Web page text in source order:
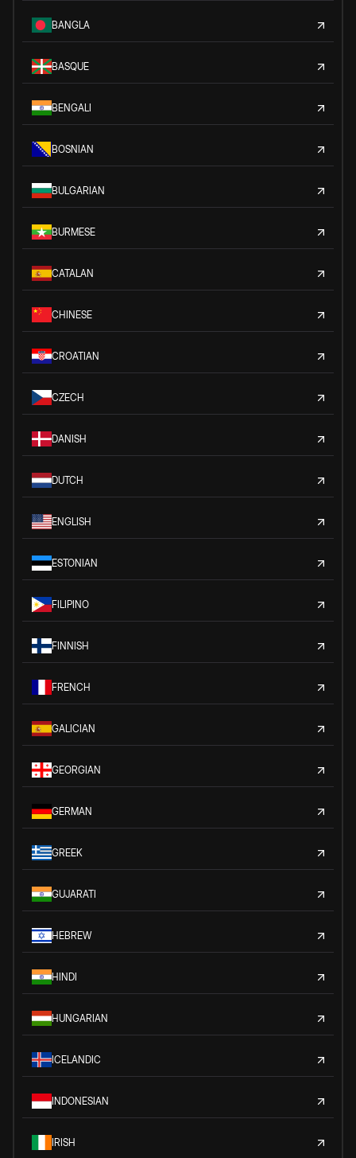
BANGLA
BASQUE
BENGALI
BOSNIAN
BULGARIAN
BURMESE
CATALAN
CHINESE
CROATIAN
CZECH
DANISH
DUTCH
ENGLISH
ESTONIAN
FILIPINO
FINNISH
FRENCH
GALICIAN
GEORGIAN
GERMAN
GREEK
GUJARATI
HEBREW
HINDI
HUNGARIAN
ICELANDIC
INDONESIAN
IRISH